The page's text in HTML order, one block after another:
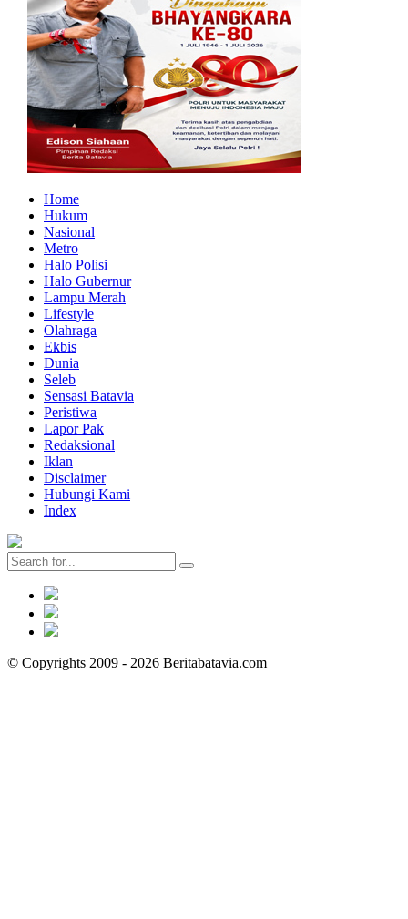
Home
Hukum
Nasional
Metro
Halo Polisi
Halo Gubernur
Lampu Merah
Lifestyle
Olahraga
Ekbis
Dunia
Seleb
Sensasi Batavia
Peristiwa
Lapor Pak
Redaksional
Iklan
Disclaimer
Hubungi Kami
Index
© Copyrights 2009 - 2026 Beritabatavia.com